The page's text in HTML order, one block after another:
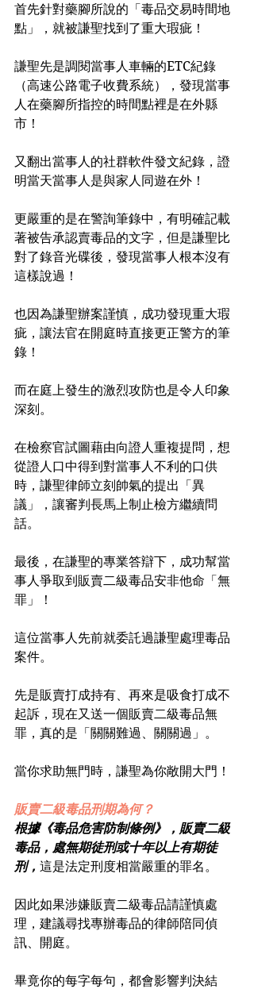
首先針對藥腳所說的「毒品交易時間地
點」，就被謙聖找到了重大瑕疵！
謙聖先是調閱當事人車輛的ETC紀錄
（高速公路電子收費系統），發現當事
人在藥腳所指控的時間點裡是在外縣
市！
又翻出當事人的社群軟件發文紀錄，證
明當天當事人是與家人同遊在外！
更嚴重的是在警詢筆錄中，有明確記載
著被告承認賣毒品的文字，但是謙聖比
對了錄音光碟後，發現當事人根本沒有
這樣說過！
也因為謙聖辦案謹慎，成功發現重大瑕
疵，讓法官在開庭時直接更正警方的筆
錄！
而在庭上發生的激烈攻防也是令人印象
深刻。
在檢察官試圖藉由向證人重複提問，想
從證人口中得到對當事人不利的口供
時，謙聖律師立刻帥氣的提出「異
議」，讓審判長馬上制止檢方繼續問
話。
最後，在謙聖的專業答辯下，成功幫當
事人爭取到販賣二級毒品安非他命「無
罪」！
這位當事人先前就委託過謙聖處理毒品
案件。
先是販賣打成持有、再來是吸食打成不
起訴，現在又送一個販賣二級毒品無
罪，真的是「關關難過、關關過」。
當你求助無門時，謙聖為你敞開大門！
販賣二級毒品刑期為何？
根據《毒品危害防制條例》，販賣二級
毒品，處無期徒刑或十年以上有期徒
刑， 這是法定刑度相當嚴重的罪名。
因此如果涉嫌販賣二級毒品請謹慎處
理，建議尋找專辦毒品的律師陪同偵
訊、開庭。
畢竟你的每字每句，都會影響判決結